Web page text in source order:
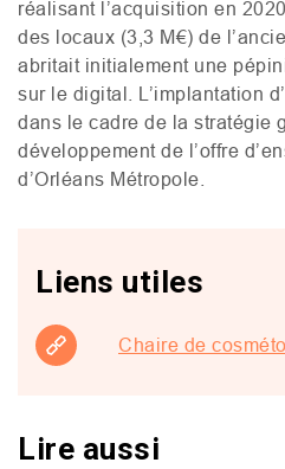
réalisant l’acquisition en
des locaux (3,3 M€) de
abritait initialement une
sur le digital. L’implantation
dans le cadre de la stratégie
développement de l’offre
d’Orléans Métropole.
Liens utiles
Chaire de
Lire aussi